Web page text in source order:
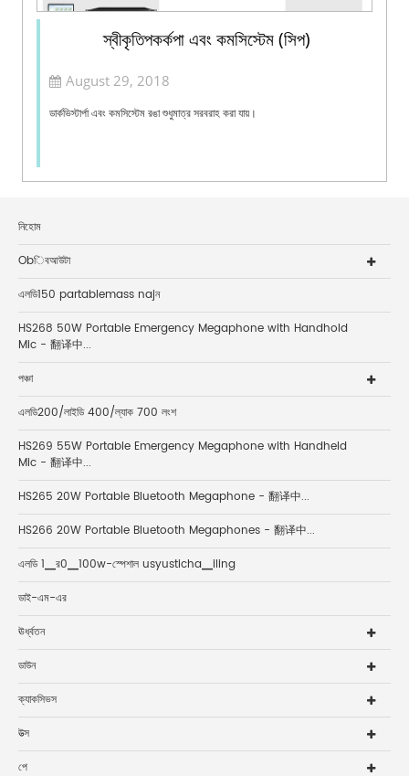
স্বীকৃতিপকর্কপা এবং কমসিস্টেম (সিপ)
August 29, 2018
ডার্কভিস্টার্পা এবং কমসিস্টেম রঙা শুধুমাত্র সরবরাহ করা যায়।
নিহোম
Obিবআউটা
এলডি150 partablemass najন
HS268 50W Portable Emergency Megaphone with Handhold
Mic - 翻译中...
পঞ্চা
এলডি200/লাইডি 400/ল্যাক 700 লংশ
HS269 55W Portable Emergency Megaphone with Handheld
Mic - 翻译中...
HS265 20W Portable Bluetooth Megaphone - 翻译中...
HS266 20W Portable Bluetooth Megaphones - 翻译中...
এলডি 1▁র0▁100w-স্পেশাল usyusticha▁iling
ডাই-এম-এর
ঊর্ধ্বতন
ডাউন
ক্যাকসিভস
উত্স
পে